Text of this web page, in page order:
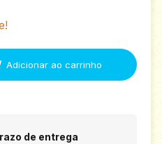
Alterar CEP
de entrega